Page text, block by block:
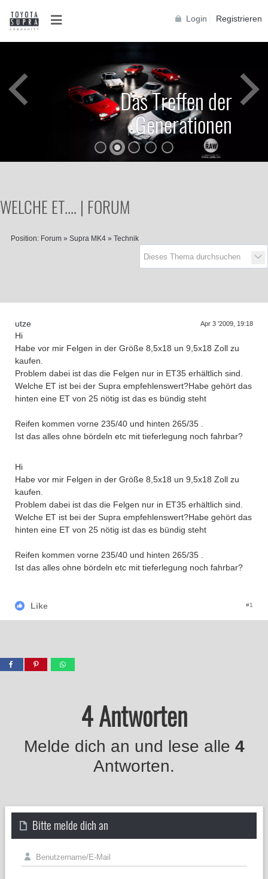
Login Registrieren
D
a
s
T
r
e
f
f
e
n
d
e
r
G
e
n
e
r
a
t
i
o
n
e
n
Das Treffen der
Generationen
WELCHE ET.... | FORUM
Position: Forum » Supra MK4 » Technik
utze Apr 3 '2009, 19:18
Hi
Habe vor mir Felgen in der Größe 8,5x18 un 9,5x18 Zoll zu
kaufen.
Problem dabei ist das die Felgen nur in ET35 erhältlich sind.
Welche ET ist bei der Supra empfehlenswert?Habe gehört das
hinten eine ET von 25 nötig ist das es bündig steht
Reifen kommen vorne 235/40 und hinten 265/35 .
Ist das alles ohne bördeln etc mit tieferlegung noch fahrbar?
Hi
Habe vor mir Felgen in der Größe 8,5x18 un 9,5x18 Zoll zu
kaufen.
Problem dabei ist das die Felgen nur in ET35 erhältlich sind.
Welche ET ist bei der Supra empfehlenswert?Habe gehört das
hinten eine ET von 25 nötig ist das es bündig steht
Reifen kommen vorne 235/40 und hinten 265/35 .
Ist das alles ohne bördeln etc mit tieferlegung noch fahrbar?
Like #1
4 Antworten
Melde dich an und lese alle 4
Antworten.
Bitte melde dich an